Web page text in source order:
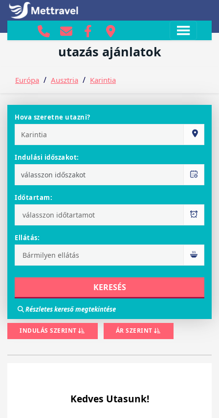
Karintia ajánlatok
utazás ajánlatok
Európa / Ausztria / Karintia
Hova szeretne utazni?
Indulási időszakot:
Időtartam:
Ellátás:
Részletes kereső megtekintése
INDULÁS SZERINT ÁR SZERINT
Kedves Utasunk!